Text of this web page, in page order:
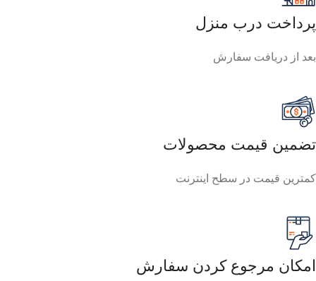
پرداخت درب منزل
بعد از دریافت سفارش
تضمین قیمت محصولات
کمترین قیمت در سطح اینترنت
امکان مرجوع کردن سفارش